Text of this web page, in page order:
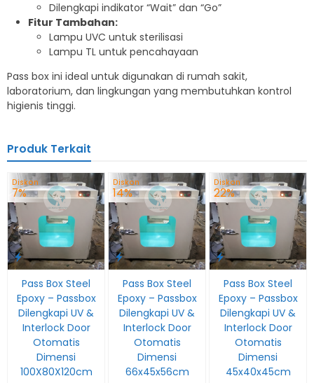
Dilengkapi indikator “Wait” dan “Go”
Fitur Tambahan:
Lampu UVC untuk sterilisasi
Lampu TL untuk pencahayaan
Pass box ini ideal untuk digunakan di rumah sakit,
laboratorium, dan lingkungan yang membutuhkan kontrol
higienis tinggi.
Produk Terkait
Diskon
7%
Pass Box Steel
Epoxy – Passbox
Dilengkapi UV &
Interlock Door
Otomatis
Dimensi
100X80X120cm
Diskon
14%
Pass Box Steel
Epoxy – Passbox
Dilengkapi UV &
Interlock Door
Otomatis
Dimensi
66x45x56cm
Diskon
22%
Pass Box Steel
Epoxy – Passbox
Dilengkapi UV &
Interlock Door
Otomatis
Dimensi
45x40x45cm